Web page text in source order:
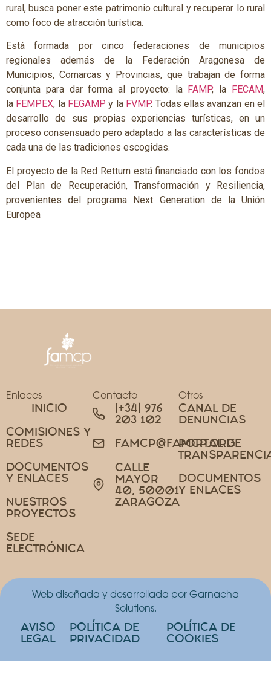
rural, busca poner este patrimonio cultural y recuperar lo rural
como foco de atracción turística.
Está formada por cinco federaciones de municipios
regionales además de la Federación Aragonesa de
Municipios, Comarcas y Provincias, que trabajan de forma
conjunta para dar forma al proyecto: la FAMP, la FECAM,
la FEMPEX, la FEGAMP y la FVMP. Todas ellas avanzan en el
desarrollo de sus propias experiencias turísticas, en un
proceso consensuado pero adaptado a las características de
cada una de las tradiciones escogidas.
El proyecto de la Red Retturn está financiado con los fondos
del Plan de Recuperación, Transformación y Resiliencia,
provenientes del programa Next Generation de la Unión
Europea
Enlaces
INICIO
COMISIONES Y
REDES
DOCUMENTOS
Y ENLACES
NUESTROS
PROYECTOS
SEDE
ELECTRÓNICA
Contacto
(+34) 976
203 102
FAMCP@FAMCP.ORG
CALLE
MAYOR
40, 50001
ZARAGOZA
Otros
CANAL DE
DENUNCIAS
PORTAL DE
DOCUMENTOS
Y ENLACES
Web diseñada y desarrollada por Garnacha
Solutions.
AVISO
LEGAL
POLÍTICA DE
PRIVACIDAD
POLÍTICA DE
COOKIES